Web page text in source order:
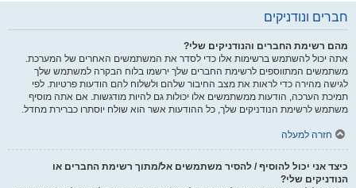
חברים ונודניקים
מהם רשימת החברים והנודניקים שלי?
אתה יכול להשתמש ברשימות אלו כדי לסדר את המשתמשים האחרים של המערכת.
משתמשים המתווספים לרשימת החברים שלך ירשמו בלוח הבקרה למשתמש שלך
לגישה מהירה כדי לראות את מצב החיבור שלהם ולשלוח להם הודעות פרטיות. לפי
תמיכת הערכה, הודעות ממשתמשים אלו יכולות גם להיות מודגשות. אם אתה מוסיף
משתמש לרשימת הנודניקים שלך, כל ההודעות אשר הוא שולח יוסתרו כברירת מחדל.
חזרה למעלה
כיצד אני יכול להוסיף / להסיר משתמשים אל/מתוך רשימת החברים או
הנודניקים שלי?